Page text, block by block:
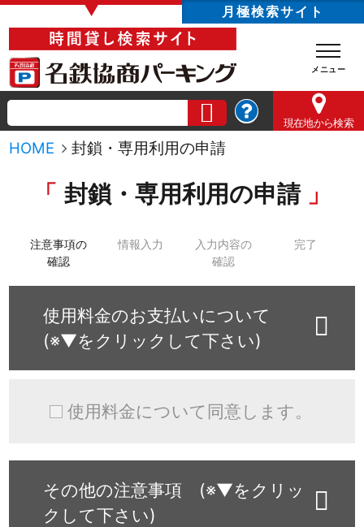
▼ 月極検索サイト
現在地から検索
HOME 封鎖・専用利用の申請
封鎖・専用利用の申請
注意事項の
確認
情報入力
入力内容の
確認
完了
使用料金のお支払いについて
(※▼をクリックして下さい)
使用料金について同意します。
その他の注意事項 (※▼をクリッ
クして下さい)